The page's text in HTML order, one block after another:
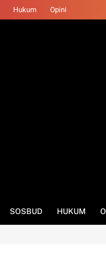
Hukum Opini
SOSBUD HUKUM